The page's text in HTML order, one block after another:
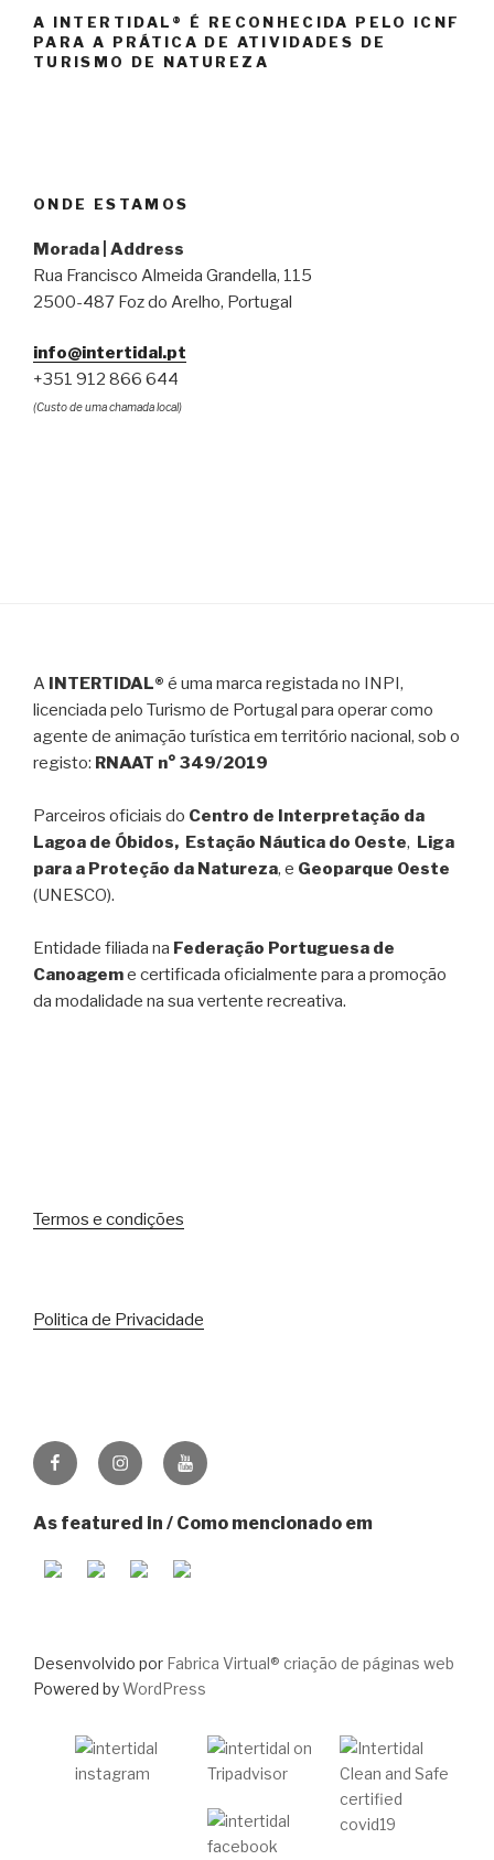
A INTERTIDAL® É RECONHECIDA PELO ICNF
PARA A PRÁTICA DE ATIVIDADES DE
TURISMO DE NATUREZA
ONDE ESTAMOS
Morada | Address
Rua Francisco Almeida Grandella, 115
2500-487 Foz do Arelho, Portugal
info@intertidal.pt
+351 912 866 644
(Custo de uma chamada local)
A INTERTIDAL® é uma marca registada no INPI,
licenciada pelo Turismo de Portugal para operar como
agente de animação turística em território nacional, sob o
registo: RNAAT n° 349/2019
Parceiros oficiais do Centro de Interpretação da
Lagoa de Óbidos, Estação Náutica do Oeste, Liga
para a Proteção da Natureza, e Geoparque Oeste
(UNESCO).
Entidade filiada na Federação Portuguesa de
Canoageme certificada oficialmente para a promoção
da modalidade na sua vertente recreativa.
Termos e condições
Politica de Privacidade
FacebookInstagramYoutube
As featured in / Como mencionado em
Desenvolvido por Fabrica Virtual® criação de páginas web
Powered byWordPress